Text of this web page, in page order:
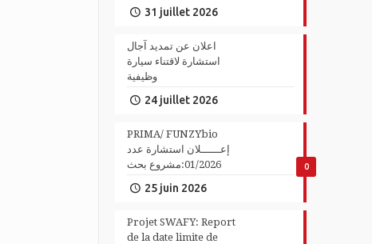
31 juillet 2026
اعلان عن تمديد آجال
استشارة لاقتناء سيارة
وظيفية
24 juillet 2026
0
PRIMA/ FUNZYbio
إعــــــلان استشارة عدد
01/2026:مشروع بحث
25 juin 2026
Projet SWAFY: Report
de la date limite de